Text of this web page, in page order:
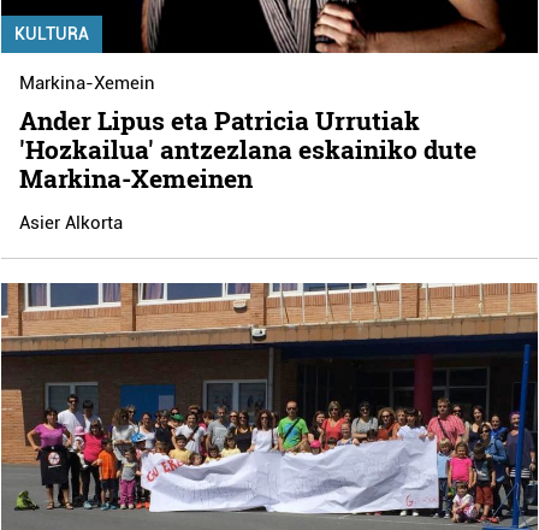
KULTURA
Markina-Xemein
Ander Lipus eta Patricia Urrutiak
'Hozkailua' antzezlana eskainiko dute
Markina-Xemeinen
Asier Alkorta